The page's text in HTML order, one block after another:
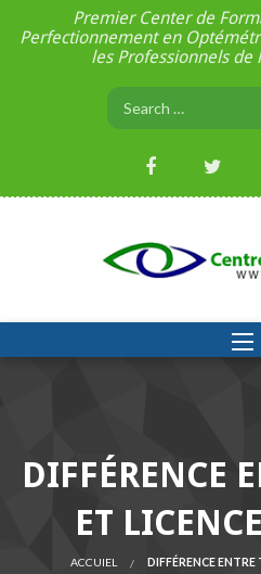
Premier Center de
Perfectionnement en
les Professionnels de
DIFFÉRENCE
ET
ACCUIEL DIFFÉRENCE